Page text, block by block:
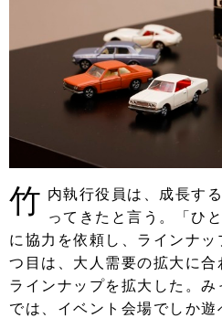
竹 内執行役員は、成長す
ってきたと言う。「ひ
に協力を依頼し、ラインナ
つ目は、大人需要の拡大に
ラインナップを拡大した。
では、イベント会場でしか